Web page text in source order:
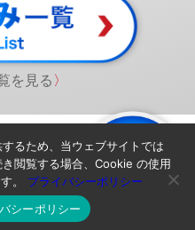
を見る 〉
ラック 2023
るため、当ウェブサイトでは
閲覧する場合、Cookie の使用
。 プライバシーポリシー
シーポリシー